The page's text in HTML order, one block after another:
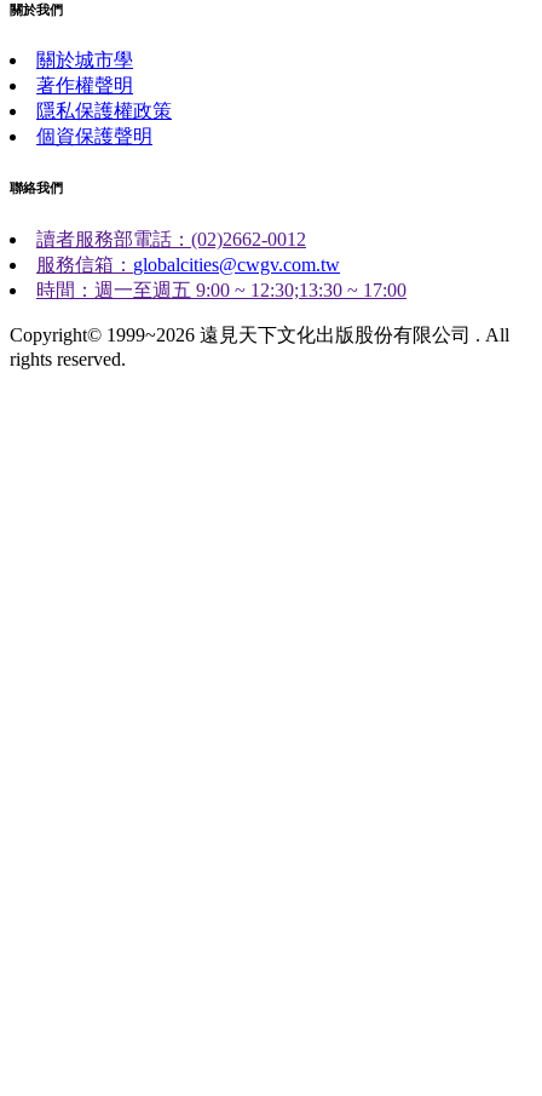
關於我們
關於城市學
著作權聲明
隱私保護權政策
個資保護聲明
聯絡我們
讀者服務部電話：(02)2662-0012
服務信箱： globalcities@cwgv.com.tw
時間：週一至週五 9:00 ~ 12:30;13:30 ~ 17:00
Copyright© 1999~2026 遠見天下文化出版股份有限公司 . All
rights reserved.